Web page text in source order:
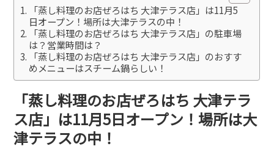
「蒸し料理のお店ぜろはち 大津テラス店」は11月5
日オープン！場所は大津テラスの中！
「蒸し料理のお店ぜろはち 大津テラス店」の駐車場
は？営業時間は？
「蒸し料理のお店ぜろはち 大津テラス店」のおすす
めメニューはスチーム鍋らしい！
「蒸し料理のお店ぜろはち 大津テラ
ス店」は11月5日オープン！場所は大
津テラスの中！